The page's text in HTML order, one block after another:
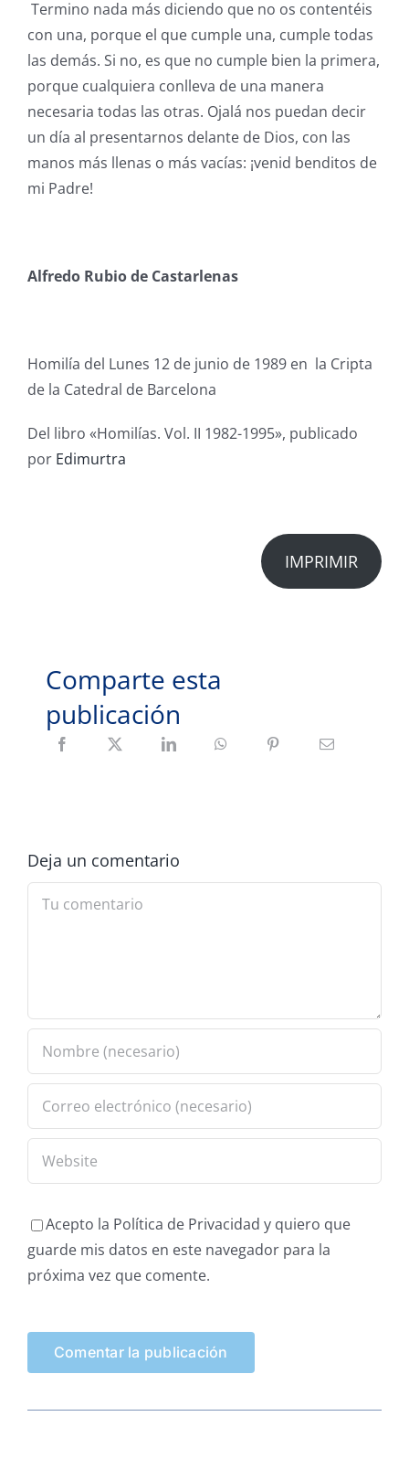
Termino nada más diciendo que no os contentéis
con una, porque el que cumple una, cumple todas
las demás. Si no, es que no cumple bien la primera,
porque cualquiera conlleva de una manera
necesaria todas las otras. Ojalá nos puedan decir
un día al presentarnos delante de Dios, con las
manos más llenas o más vacías: ¡venid benditos de
mi Padre!
Alfredo Rubio de Castarlenas
Homilía del Lunes 12 de junio de 1989 en la Cripta
de la Catedral de Barcelona
Del libro «Homilías. Vol. II 1982-1995», publicado
por Edimurtra
IMPRIMIR
Comparte esta
publicación
Deja un comentario
Comment
Acepto la Política de Privacidad y quiero que
guarde mis datos en este navegador para la
próxima vez que comente.